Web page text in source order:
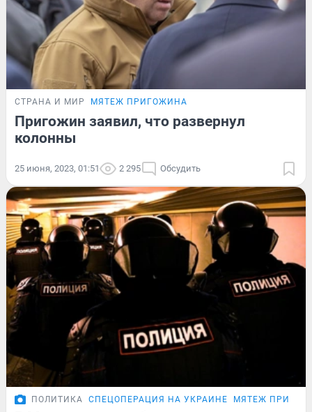
СТРАНА И МИР МЯТЕЖ ПРИГОЖИНА
Пригожин заявил, что развернул
колонны
25 июня, 2023, 01:51 2 295 Обсудить
ПОЛИТИКА СПЕЦОПЕРАЦИЯ НА УКРАИНЕ МЯТЕЖ